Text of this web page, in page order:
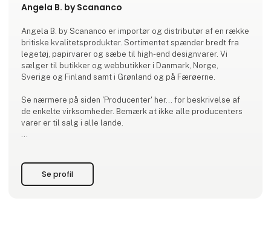
Angela B. by Scananco
Angela B. by Scananco er importør og distributør af en række
britiske kvalitetsprodukter. Sortimentet spænder bredt fra
legetøj, papirvarer og sæbe til high-end designvarer. Vi
sælger til butikker og webbutikker i Danmark, Norge,
Sverige og Finland samt i Grønland og på Færøerne.
Se nærmere på siden 'Producenter' her... for beskrivelse af
de enkelte virksomheder. Bemærk at ikke alle producenters
varer er til salg i alle lande.
beskæftiget sig med international handel. I 2023 blev Ang
Se profil